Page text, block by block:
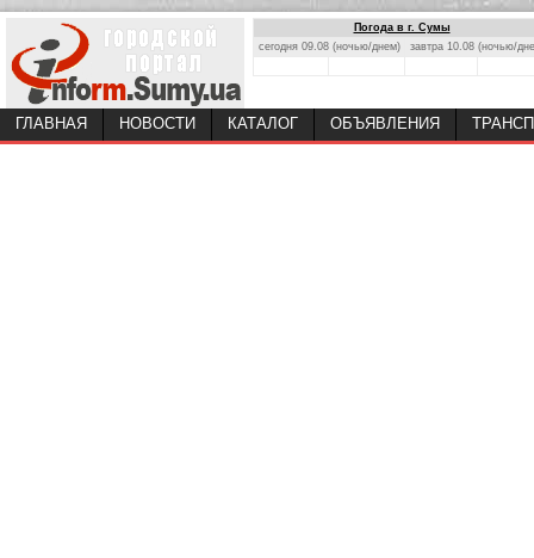
Погода в г. Сумы
сегодня 09.08 (ночью/днем)
завтра 10.08 (ночью/
ГЛАВНАЯ НОВОСТИ КАТАЛОГ ОБЪЯВЛЕНИЯ